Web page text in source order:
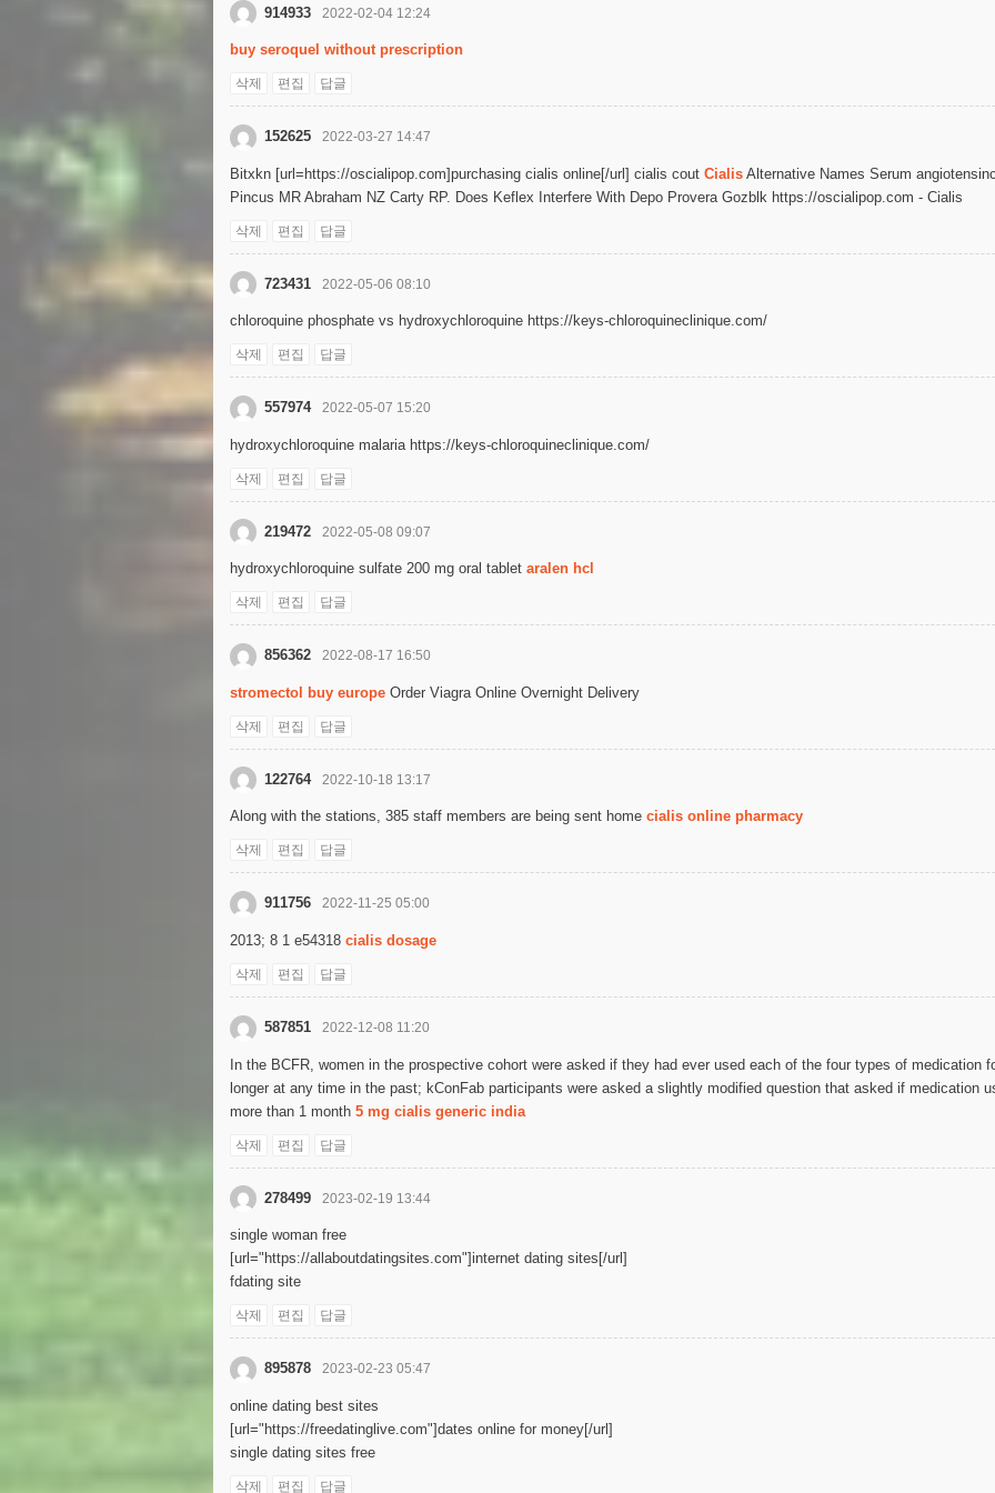
914933 2022-02-04 12:24
buy seroquel without prescription
삭제 편집 답글
152625 2022-03-27 14:47
Bitxkn [url=https://oscialipop.com]purchasing cialis online[/url] cialis cout Cialis Alternative Names Serum
Pincus MR Abraham NZ Carty RP. Does Keflex Interfere With Depo Provera Gozblk https://oscialipop.com - Cialis
삭제 편집 답글
723431 2022-05-06 08:10
chloroquine phosphate vs hydroxychloroquine https://keys-chloroquineclinique.com/
삭제 편집 답글
557974 2022-05-07 15:20
hydroxychloroquine malaria https://keys-chloroquineclinique.com/
삭제 편집 답글
219472 2022-05-08 09:07
hydroxychloroquine sulfate 200 mg oral tablet aralen hcl
삭제 편집 답글
856362 2022-08-17 16:50
stromectol buy europe Order Viagra Online Overnight Delivery
삭제 편집 답글
122764 2022-10-18 13:17
Along with the stations, 385 staff members are being sent home cialis online pharmacy
삭제 편집 답글
911756 2022-11-25 05:00
2013; 8 1 e54318 cialis dosage
삭제 편집 답글
587851 2022-12-08 11:20
In the BCFR, women in the prospective cohort were asked if they had ever used each of the four types of medication
longer at any time in the past; kConFab participants were asked a slightly modified question that asked if medication
more than 1 month 5 mg cialis generic india
삭제 편집 답글
278499 2023-02-19 13:44
single woman free
[url="https://allaboutdatingsites.com"]internet dating sites[/url]
fdating site
삭제 편집 답글
895878 2023-02-23 05:47
online dating best sites
[url="https://freedatinglive.com"]dates online for money[/url]
single dating sites free
삭제 편집 답글